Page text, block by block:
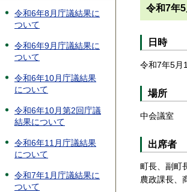
令和6年8月庁議結果に
ついて
令和6年9月庁議結果に
ついて
令和6年10月庁議結果
について
令和6年10月第2回庁議
結果について
令和6年11月庁議結果
について
令和7年1月庁議結果に
ついて
令和7年
日時
令和7年5月
場所
中会議室
出席者
町長、副町
農政課長、